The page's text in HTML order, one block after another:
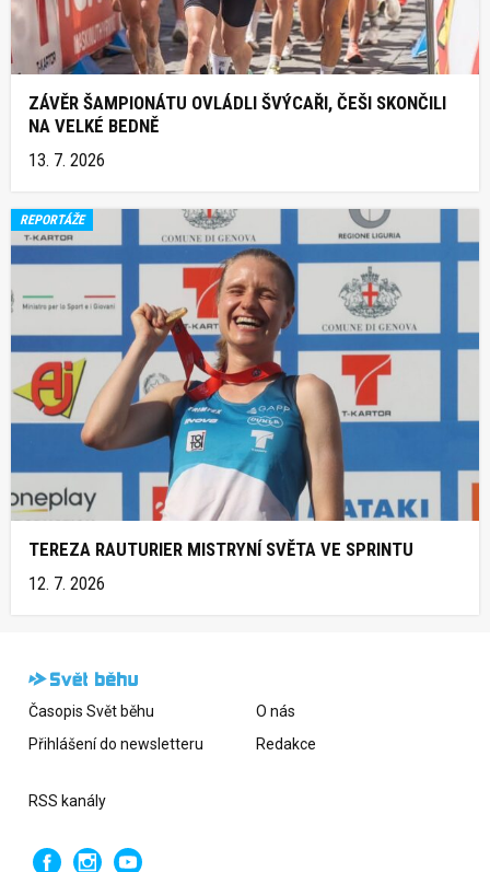
ZÁVĚR ŠAMPIONÁTU OVLÁDLI ŠVÝCAŘI, ČEŠI SKONČILI
NA VELKÉ BEDNĚ
13. 7. 2026
REPORTÁŽE
TEREZA RAUTURIER MISTRYNÍ SVĚTA VE SPRINTU
12. 7. 2026
Časopis Svět běhu
Přihlášení do newsletteru
O nás
Redakce
RSS kanály